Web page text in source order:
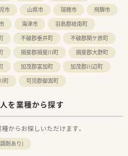
市 山県市 瑞穂市
飛騨市
海津市
羽島郡岐南町
不破郡垂井町
不破郡関ケ原町
揖斐郡揖斐川町
揖斐郡大野町
加茂郡富加町
加茂郡川辺町
町 可児郡御嵩町
を業種から探す
からお探しいただけます。
剤あり)